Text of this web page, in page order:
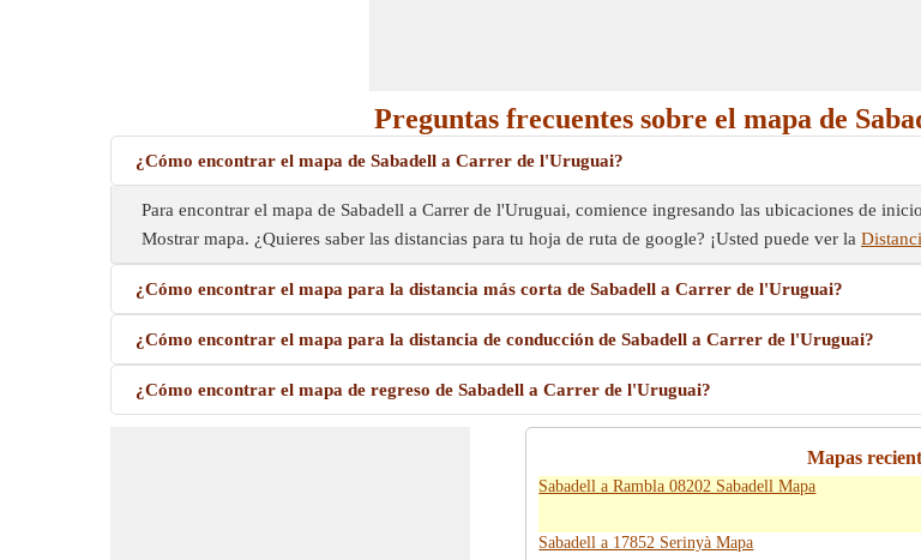
Preguntas frecuentes sobre el mapa de
¿Cómo encontrar el mapa de Sabadell a Carrer de l'Uruguai?
Para encontrar el mapa de Sabadell a Carrer de l'Uruguai, comience ingresando las ubicaciones de
Mostrar mapa. ¿Quieres saber las distancias para tu hoja de ruta de google? ¡Usted puede ver la
¿Cómo encontrar el mapa para la distancia más corta de Sabadell a Carrer de l'Uruguai?
¿Cómo encontrar el mapa para la distancia de conducción de Sabadell a Carrer de l'Uruguai?
¿Cómo encontrar el mapa de regreso de Sabadell a Carrer de l'Uruguai?
Mapas
Sabadell a Rambla 08202 Sabadell Mapa
Sabadell a 17852 Serinyà Mapa